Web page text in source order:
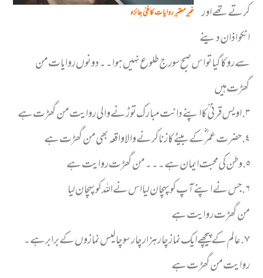
غیر معتبر روایات کا فنی جائزہ کرتے تھے اور
انکو اذان دینے
سے روکا گیا تو اس صبح سورج طلوع نہیں ہوا۔۔ دونوں روایات من
گھڑت ہیں
٣. اویس قرنی ؒ کا اپنے دانت مبارک توڑنے والی روایت من گھڑت ہے
٤. حضرت عمر ؓ کے بیٹے کا زنا کرنے والا واقعہ بھی من گھڑت ہے
٥. وطن کی محبت ایمان ہے۔۔۔ من گھڑت روایت ہے
٦. جس نے اپنے آپ کو پہچان لیا اس نے اللہ کو پہچان لیا
من گھڑت روایت ہے
٧. عالم کے پیچھے ایک نماز چار ہزار چار سو چالیس نمازوں کے برابر ہے۔
روایت من گھڑت ہے